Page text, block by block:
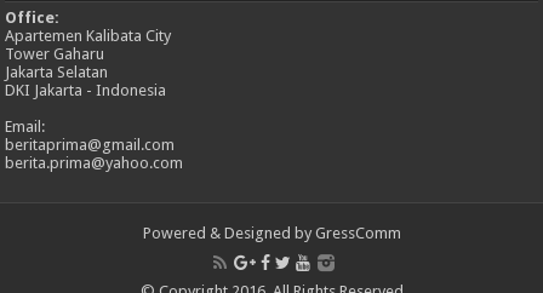
Office:
Apartemen Kalibata City
Tower Gaharu
Jakarta Selatan
DKI Jakarta - Indonesia
Email:
beritaprima@gmail.com
berita.prima@yahoo.com
Powered & Designed by GressComm